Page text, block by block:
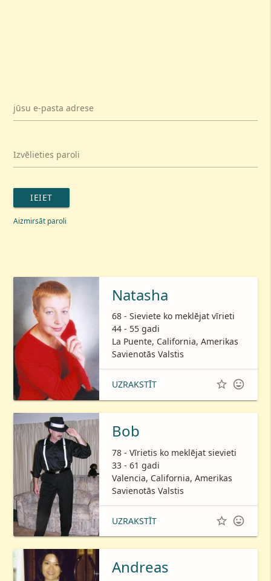
jūsu e-pasta adrese
Izvēlieties paroli
IEIET
Aizmirsāt paroli
Natasha
68 - Sieviete ko meklējat vīrieti
44 - 55 gadi
La Puente, California, Amerikas
Savienotās Valstis
UZRAKSTĪT  
Bob
78 - Vīrietis ko meklējat sievieti
33 - 61 gadi
Valencia, California, Amerikas
Savienotās Valstis
UZRAKSTĪT  
Andreas